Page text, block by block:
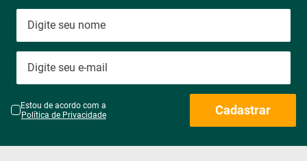
Estou de acordo com a
Política de Privacidade
Cadastrar